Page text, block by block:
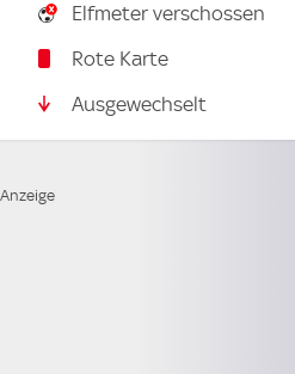
Elfmeter verschossen
Rote Karte
Ausgewechselt